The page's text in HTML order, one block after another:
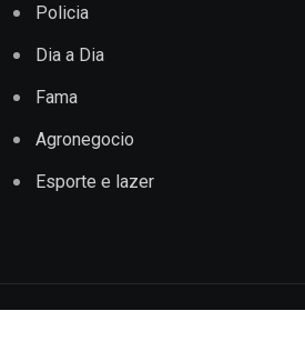
Policia
Dia a Dia
Fama
Agronegocio
Esporte e lazer